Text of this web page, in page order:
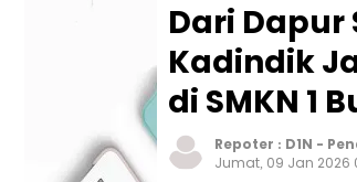
Dari Dapur
Kadindik
di SMKN 1
Repoter : D1N -
Jumat, 09 Jan 2026